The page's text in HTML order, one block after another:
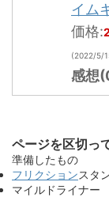
イム
価格:
(2022/5/
感想
ページを区切っ
準備したもの
フリクションスタ
マイルドライナー